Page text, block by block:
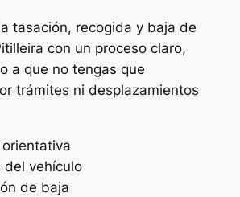
tasación, recogida y baja de
con un proceso claro,
a que no tengas que
trámites ni desplazamientos
del vehículo
de baja